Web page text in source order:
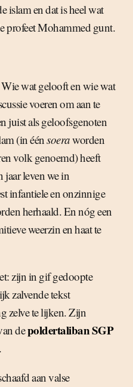
islam en dat is heel wat
profeet Mohammed gunt.
wat gelooft en wie wat
voeren om aan te
juist als geloofsgenoten
(in éénsoeraworden
volk genoemd) heeft
jaar leven we in
infantiele en onzinnige
herhaald. En nóg een
weerzin en haat te
zijn in gif gedoopte
zalvende tekst
zelve te lijken. Zijn
depoldertaliban SGP
aan valse